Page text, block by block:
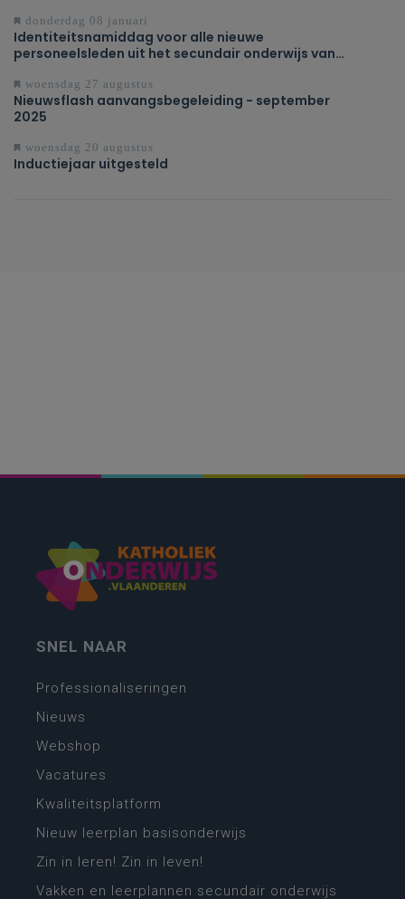
donderdag 08 januari
Identiteitsnamiddag voor alle nieuwe
personeelsleden uit het secundair onderwijs van
woensdag 27 augustus
Nieuwsflash aanvangsbegeleiding - september
2025
woensdag 20 augustus
Inductiejaar uitgesteld
SNEL NAAR
Professionaliseringen
Nieuws
Webshop
Vacatures
Kwaliteitsplatform
Nieuw leerplan basisonderwijs
Zin in leren! Zin in leven!
Vakken en leerplannen secundair onderwijs